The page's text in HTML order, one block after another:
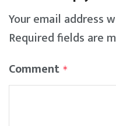
Your email address
Required fields are
Comment *